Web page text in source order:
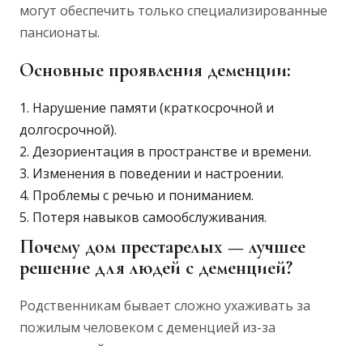
могут обеспечить только специализированные
пансионаты.
Основные проявления деменции:
Нарушение памяти (краткосрочной и
долгосрочной).
Дезориентация в пространстве и времени.
Изменения в поведении и настроении.
Проблемы с речью и пониманием.
Потеря навыков самообслуживания.
Почему дом престарелых — лучшее
решение для людей с деменцией?
Родственникам бывает сложно ухаживать за
пожилым человеком с деменцией из-за